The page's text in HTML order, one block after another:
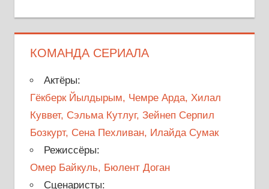
КОМАНДА СЕРИАЛА
Актёры:
Гёкберк Йылдырым, Чемре Арда, Хилал
Куввет, Сэльма Кутлуг, Зейнеп Серпил
Бозкурт, Сена Пехливан, Илайда Сумак
Режиссёры:
Омер Байкуль, Бюлент Доган
Сценаристы: